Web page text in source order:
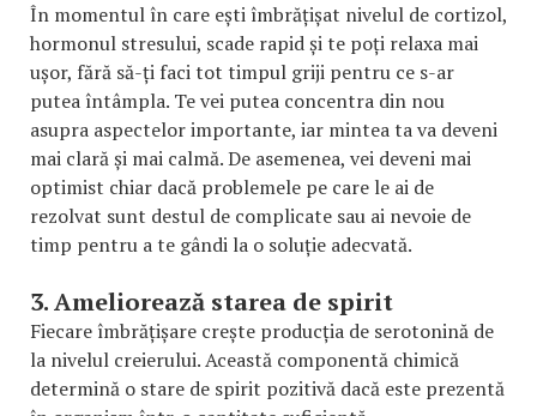
În momentul în care ești îmbrățișat nivelul de cortizol,
hormonul stresului, scade rapid și te poți relaxa mai
ușor, fără să-ți faci tot timpul griji pentru ce s-ar
putea întâmpla. Te vei putea concentra din nou
asupra aspectelor importante, iar mintea ta va deveni
mai clară și mai calmă. De asemenea, vei deveni mai
optimist chiar dacă problemele pe care le ai de
rezolvat sunt destul de complicate sau ai nevoie de
timp pentru a te gândi la o soluție adecvată.
3. Ameliorează starea de spirit
Fiecare îmbrățișare crește producția de serotonină de
la nivelul creierului. Această componentă chimică
determină o stare de spirit pozitivă dacă este prezentă